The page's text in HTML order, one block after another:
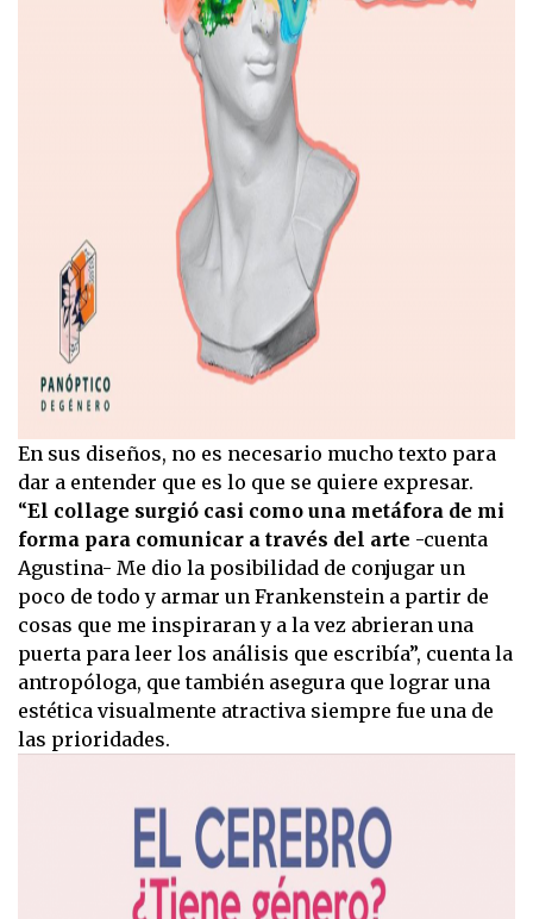
En sus diseños, no es necesario mucho texto para
dar a entender que es lo que se quiere expresar.
“El collage surgió casi como una metáfora de mi
forma para comunicar a través del arte -cuenta
Agustina- Me dio la posibilidad de conjugar un
poco de todo y armar un Frankenstein a partir de
cosas que me inspiraran y a la vez abrieran una
puerta para leer los análisis que escribía”, cuenta la
antropóloga, que también asegura que lograr una
estética visualmente atractiva siempre fue una de
las prioridades.